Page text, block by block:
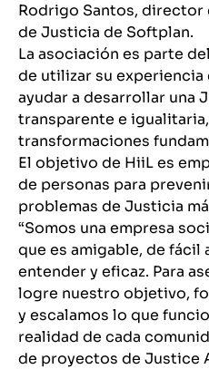
Rodrigo Santos, director
de Justicia de Softplan.
La asociación es parte
de utilizar su experiencia
ayudar a desarrollar una
transparente e
transformaciones
El objetivo de HiiL es
de personas para
problemas de Justicia
“Somos una empresa
que es amigable, de fácil
entender y eficaz. Para
logre nuestro objetivo,
y escalamos lo que
realidad de cada
de proyectos de Justice